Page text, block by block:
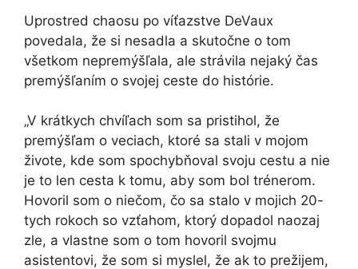
Uprostred chaosu po víťazstve DeVaux
povedala, že si nesadla a skutočne o tom
všetkom nepremýšľala, ale strávila nejaký čas
premýšľaním o svojej ceste do histórie.
„V krátkych chvíľach som sa pristihol, že
premýšľam o veciach, ktoré sa stali v mojom
živote, kde som spochybňoval svoju cestu a nie
je to len cesta k tomu, aby som bol trénerom.
Hovoril som o niečom, čo sa stalo v mojich 20-
tych rokoch so vzťahom, ktorý dopadol naozaj
zle, a vlastne som o tom hovoril svojmu
asistentovi, že som si myslel, že ak to prežijem,